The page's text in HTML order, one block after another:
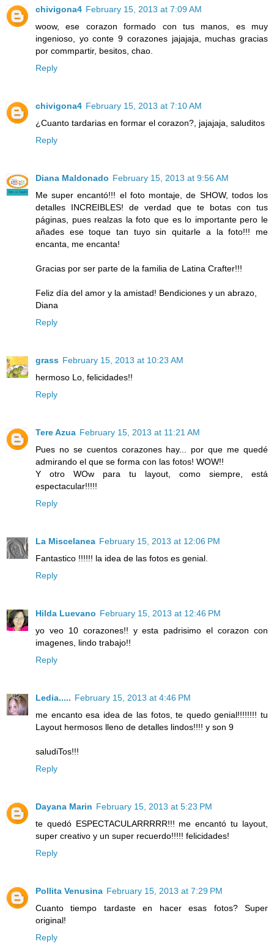
chivigona4 February 15, 2013 at 7:09 AM
woow, ese corazon formado con tus manos, es muy
ingenioso, yo conte 9 corazones jajajaja, muchas gracias
por commpartir, besitos, chao.
Reply
chivigona4 February 15, 2013 at 7:10 AM
¿Cuanto tardarias en formar el corazon?, jajajaja, saluditos
Reply
Diana Maldonado February 15, 2013 at 9:56 AM
Me super encantó!!! el foto montaje, de SHOW, todos los
detalles INCREIBLES! de verdad que te botas con tus
páginas, pues realzas la foto que es lo importante pero le
añades ese toque tan tuyo sin quitarle a la foto!!! me
encanta, me encanta!
Gracias por ser parte de la familia de Latina Crafter!!!
Feliz día del amor y la amistad! Bendiciones y un abrazo,
Diana
Reply
grass February 15, 2013 at 10:23 AM
hermoso Lo, felicidades!!
Reply
Tere Azua February 15, 2013 at 11:21 AM
Pues no se cuentos corazones hay... por que me quedé
admirando el que se forma con las fotos! WOW!!
Y otro WOw para tu layout, como siempre, está
espectacular!!!!!
Reply
La Miscelanea February 15, 2013 at 12:06 PM
Fantastico !!!!!! la idea de las fotos es genial.
Reply
Hilda Luevano February 15, 2013 at 12:46 PM
yo veo 10 corazones!! y esta padrisimo el corazon con
imagenes, lindo trabajo!!
Reply
Ledia..... February 15, 2013 at 4:46 PM
me encanto esa idea de las fotos, te quedo genial!!!!!!!! tu
Layout hermosos lleno de detalles lindos!!!! y son 9
saludiTos!!!
Reply
Dayana Marin February 15, 2013 at 5:23 PM
te quedó ESPECTACULARRRRR!!! me encantó tu layout,
super creativo y un super recuerdo!!!!! felicidades!
Reply
Pollita Venusina February 15, 2013 at 7:29 PM
Cuanto tiempo tardaste en hacer esas fotos? Super
original!
Reply